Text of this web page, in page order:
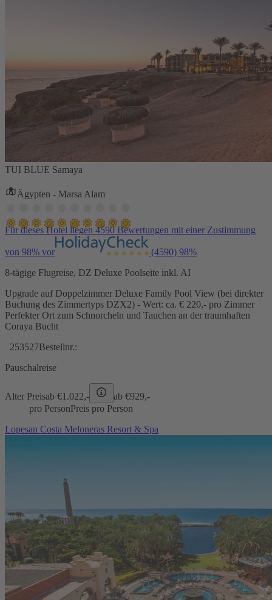
TUI BLUE Samaya
Ägypten - Marsa Alam
Für dieses Hotel liegen 4590 Bewertungen mit einer Zustimmung
von 98% vor (4590) 98%
8-tägige Flugreise, DZ Deluxe Poolseite inkl. AI
Upgrade auf Doppelzimmer Deluxe Family Pool View (bei direkter
Buchung des Zimmertyps DZX2) - Wert: ca. € 220,- pro Zimmer
Perfekter Ort zum Schnorcheln und Tauchen an der traumhaften
Coraya Bucht
253527Bestellnr.:
Pauschalreise
Alter Preisab €1.022,- ab €929,-
pro PersonPreis pro Person
Lopesan Costa Meloneras Resort & Spa